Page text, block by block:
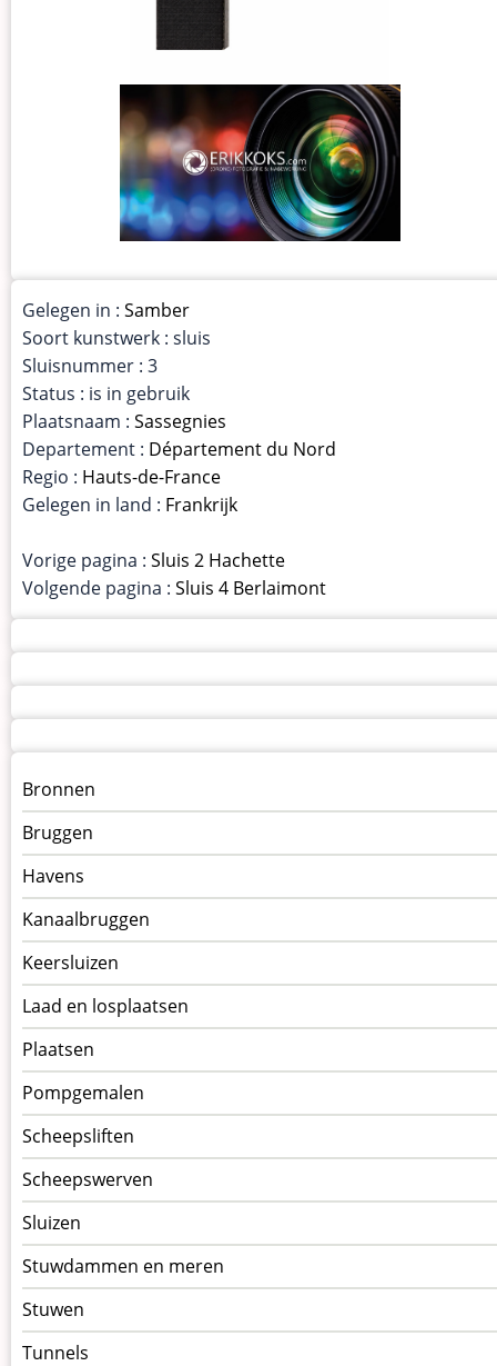
Gelegen in : Samber
Soort kunstwerk : sluis
Sluisnummer : 3
Status : is in gebruik
Plaatsnaam : Sassegnies
Departement : Département du Nord
Regio : Hauts-de-France
Gelegen in land : Frankrijk
Vorige pagina : Sluis 2 Hachette
Volgende pagina : Sluis 4 Berlaimont
Menu
kunstwerken
op
kunstwerkpagina
Bronnen
Bruggen
Havens
Kanaalbruggen
Keersluizen
Laad en losplaatsen
Plaatsen
Pompgemalen
Scheepsliften
Scheepswerven
Sluizen
Stuwdammen en meren
Stuwen
Tunnels